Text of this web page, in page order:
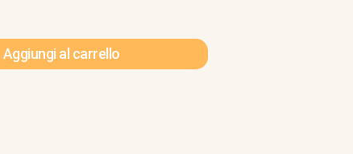
Aggiungi al carrello